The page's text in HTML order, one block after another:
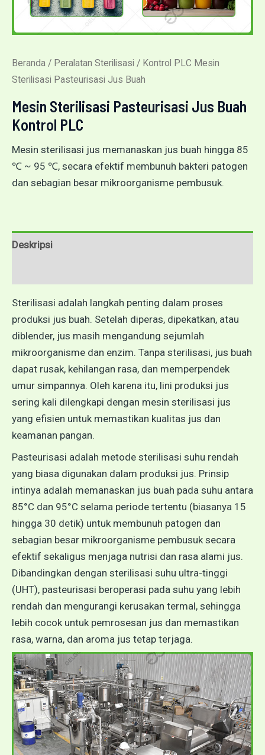
Beranda / Peralatan Sterilisasi / Kontrol PLC Mesin
Sterilisasi Pasteurisasi Jus Buah
Mesin Sterilisasi Pasteurisasi Jus Buah
Kontrol PLC
Mesin sterilisasi jus memanaskan jus buah hingga 85
℃ ~ 95 ℃, secara efektif membunuh bakteri patogen
dan sebagian besar mikroorganisme pembusuk.
Deskripsi
Sterilisasi adalah langkah penting dalam proses
produksi jus buah. Setelah diperas, dipekatkan, atau
diblender, jus masih mengandung sejumlah
mikroorganisme dan enzim. Tanpa sterilisasi, jus buah
dapat rusak, kehilangan rasa, dan memperpendek
umur simpannya. Oleh karena itu, lini produksi jus
sering kali dilengkapi dengan mesin sterilisasi jus
yang efisien untuk memastikan kualitas jus dan
keamanan pangan.
Pasteurisasi adalah metode sterilisasi suhu rendah
yang biasa digunakan dalam produksi jus. Prinsip
intinya adalah memanaskan jus buah pada suhu antara
85°C dan 95°C selama periode tertentu (biasanya 15
hingga 30 detik) untuk membunuh patogen dan
sebagian besar mikroorganisme pembusuk secara
efektif sekaligus menjaga nutrisi dan rasa alami jus.
Dibandingkan dengan sterilisasi suhu ultra-tinggi
(UHT), pasteurisasi beroperasi pada suhu yang lebih
rendah dan mengurangi kerusakan termal, sehingga
lebih cocok untuk pemrosesan jus dan memastikan
rasa, warna, dan aroma jus tetap terjaga.